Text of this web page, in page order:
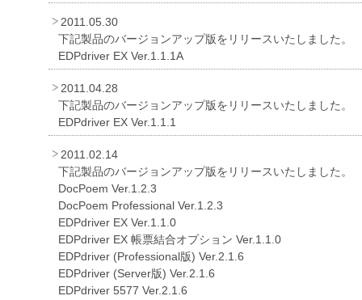
2011.05.30
下記製品のバージョンアップ版をリリースいたしました。
EDPdriver EX Ver.1.1.1A
2011.04.28
下記製品のバージョンアップ版をリリースいたしました。
EDPdriver EX Ver.1.1.1
2011.02.14
下記製品のバージョンアップ版をリリースいたしました。
DocPoem Ver.1.2.3
DocPoem Professional Ver.1.2.3
EDPdriver EX Ver.1.1.0
EDPdriver EX 帳票結合オプション Ver.1.1.0
EDPdriver (Professional版) Ver.2.1.6
EDPdriver (Server版) Ver.2.1.6
EDPdriver 5577 Ver.2.1.6